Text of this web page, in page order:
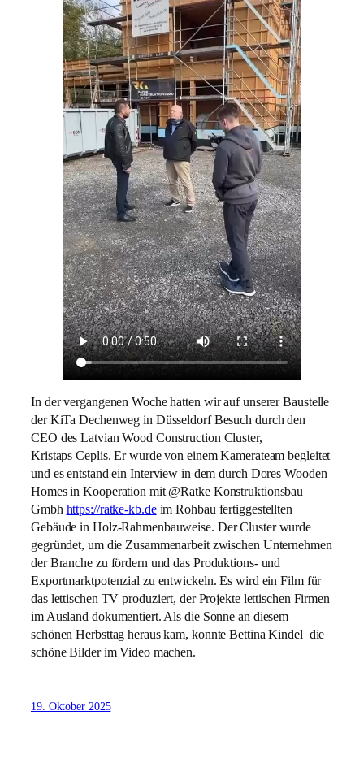
In der vergangenen Woche hatten wir auf unserer Baustelle
der KiTa Dechenweg in Düsseldorf Besuch durch den
CEO des Latvian Wood Construction Cluster,
Kristaps Ceplis. Er wurde von einem Kamerateam begleitet
und es entstand ein Interview in dem durch Dores Wooden
Homes in Kooperation mit @Ratke Konstruktionsbau
Gmbh https://ratke-kb.deim Rohbau fertiggestellten
Gebäude in Holz-Rahmenbauweise. Der Cluster wurde
gegründet, um die Zusammenarbeit zwischen Unternehmen
der Branche zu fördern und das Produktions- und
Exportmarktpotenzial zu entwickeln. Es wird ein Film für
das lettischen TV produziert, der Projekte lettischen Firmen
im Ausland dokumentiert. Als die Sonne an diesem
schönen Herbsttag heraus kam, konnte Bettina Kindel die
schöne Bilder im Video machen.
19. Oktober 2025